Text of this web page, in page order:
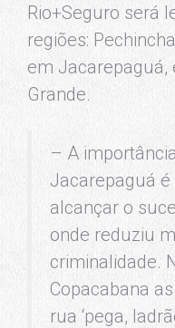
Rio+Seguro será
regiões:
em Jacarepaguá,
Grande.
– A
Jacarepaguá é
alcançar o
onde reduziu
criminalidade.
Copacabana
rua ‘pega,